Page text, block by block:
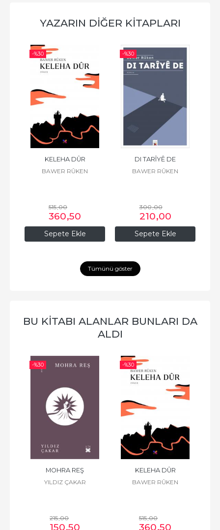
YAZARIN DİĞER KİTAPLARI
-%30
Sepete Ekle
KELEHA DÛR
BAWER RÛKEN
515,00
360,50
-%30
Sepete Ekle
DI TARÎYÊ DE
BAWER RÛKEN
300,00
210,00
Tümünü göster
BU KİTABI ALANLAR BUNLARI DA
ALDI
-%30
MOHRA REŞ
YILDIZ ÇAKAR
215,00
150,50
-%30
KELEHA DÛR
BAWER RÛKEN
515,00
360,50